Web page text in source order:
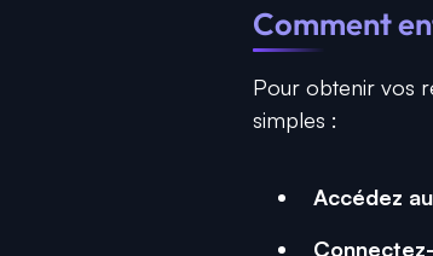
Comment
Pour obtenir vos
simples :
Accédez